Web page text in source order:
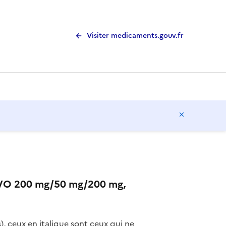
Visiter medicaments.gouv.fr
200 mg/50 mg/200 mg,
ceux en italique sont ceux qui ne